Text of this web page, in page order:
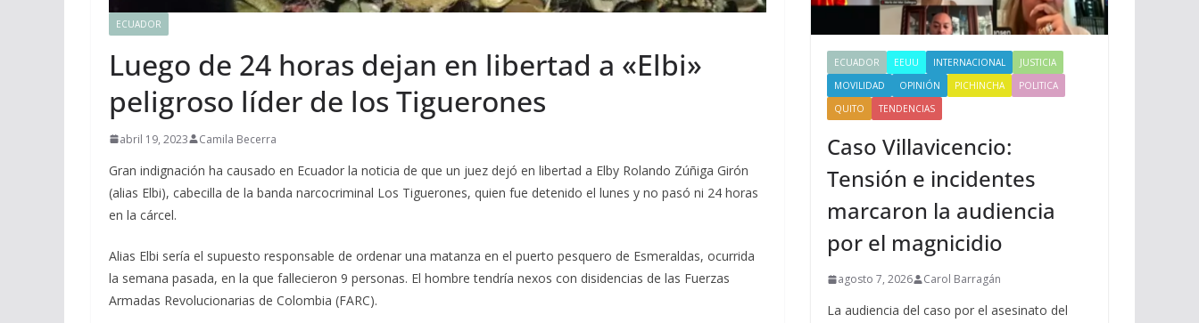
ECUADOR
Luego de 24 horas dejan en libertad a «Elbi»
peligroso líder de los Tiguerones
abril 19, 2023 Camila Becerra
Gran indignación ha causado en Ecuador la noticia de que un juez dejó en libertad a Elby Rolando Zúñiga Girón
(alias Elbi), cabecilla de la banda narcocriminal Los Tiguerones, quien fue detenido el lunes y no pasó ni 24 horas
en la cárcel.
Alias Elbi sería el supuesto responsable de ordenar una matanza en el puerto pesquero de Esmeraldas, ocurrida
la semana pasada, en la que fallecieron 9 personas. El hombre tendría nexos con disidencias de las Fuerzas
Armadas Revolucionarias de Colombia (FARC).
ECUADOR EEUU INTERNACIONAL
JUSTICIA
MOVILIDAD
OPINIÓN PICHINCHA
POLITICA
QUITO
TENDENCIAS
Caso Villavicencio:
Tensión e incidentes
marcaron la audiencia
por el magnicidio
agosto 7, 2026 Carol Barragán
La audiencia del caso por el asesinato del